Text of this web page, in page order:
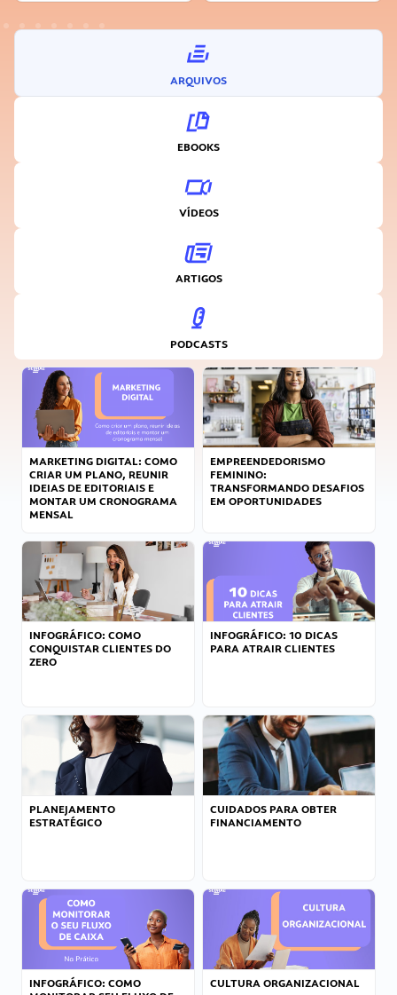
ARQUIVOS
EBOOKS
VÍDEOS
ARTIGOS
PODCASTS
MARKETING DIGITAL: COMO
CRIAR UM PLANO, REUNIR
IDEIAS DE EDITORIAIS E
MONTAR UM CRONOGRAMA
MENSAL
EMPREENDEDORISMO
FEMININO:
TRANSFORMANDO DESAFIOS
EM OPORTUNIDADES
INFOGRÁFICO: COMO
CONQUISTAR CLIENTES DO
ZERO
INFOGRÁFICO: 10 DICAS
PARA ATRAIR CLIENTES
PLANEJAMENTO
ESTRATÉGICO
CUIDADOS PARA OBTER
FINANCIAMENTO
INFOGRÁFICO: COMO
CULTURA ORGANIZACIONAL